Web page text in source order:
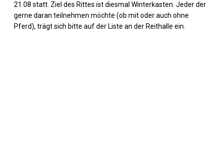
21.08 statt. Ziel des Rittes ist diesmal Winterkasten. Jeder der
gerne daran teilnehmen möchte (ob mit oder auch ohne
Pferd), trägt sich bitte auf der Liste an der Reithalle ein.